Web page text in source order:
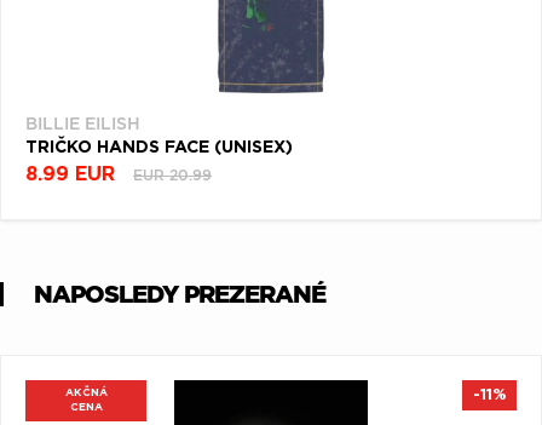
BILLIE EILISH
TRIČKO HANDS FACE (UNISEX)
8.99 EUR EUR 20.99
NAPOSLEDY PREZERANÉ
AKČNÁ
CENA
-11%